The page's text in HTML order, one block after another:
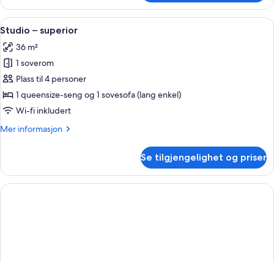
eller
tomannsrom
–
Åpne
alle
bildene
av
Studio
–
superior
Studio – superior | Italienske
9
Studio – superior
36 m²
1 soverom
Plass til 4 personer
1 queensize-seng og 1 sovesofa (lang enkel)
Wi-fi inkludert
Mer informasjon
Mer
–
superior
Se tilgjengelighet og priser